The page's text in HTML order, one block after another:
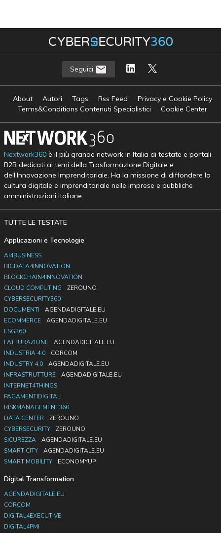
Seguici
About Autori Tags Rss Feed
Privacy e Cookie Policy
Terms&Conditions Contenuti Specialistici
Cookie Center
Nextwork360è il più grande network in Italia di testate e portali
B2B dedicati ai temi della Trasformazione Digitale e
dell’Innovazione Imprenditoriale. Ha la missione di diffondere la
cultura digitale e imprenditoriale nelle imprese e pubbliche
amministrazioni italiane.
TUTTE LE TESTATE
Applicazioni e Tecnologie
AI4BUSINESS
BIGDATA4INNOVATION
BLOCKCHAIN4INNOVATION
CLOUD COMPUTING
ZEROUNO
CYBERSECURITY360
DOCUMENTI
AGENDADIGITALE.EU
ECOMMERCE
AGENDADIGITALE.EU
ESG360
FATTURAZIONE
AGENDADIGITALE.EU
INDUSTRIA 4.0
CORCOM
INDUSTRY 4.0
AGENDADIGITALE.EU
INFRASTRUTTURE
AGENDADIGITALE.EU
INTERNET4THINGS
PAGAMENTIDIGITALI
RISKMANAGEMENT360
DATA CENTER
ZEROUNO
CYBERSECURITY
ZEROUNO
SICUREZZA
AGENDADIGITALE.EU
SMART CITY
AGENDADIGITALE.EU
SMART MOBILITY
ECONOMYUP
Digital Transformation
AGENDADIGITALE.EU
CORCOM
DIGITAL4EXECUTIVE
DIGITAL4PMI